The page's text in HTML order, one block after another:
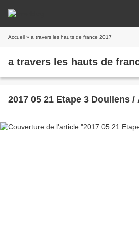
Accueil » a travers les hauts de france 2017
a travers les hauts de
2017 05 21 Etape 3 Doullens /